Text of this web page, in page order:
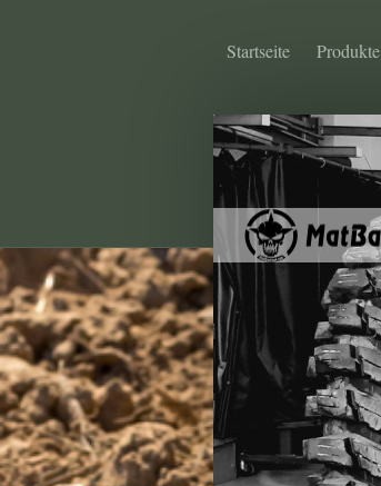
Startseite Produkte